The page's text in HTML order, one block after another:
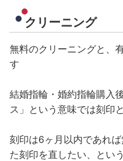
クリーニング
無料のクリーニングと、
す
結婚指輪・婚約指輪購入
ス」という意味では刻印
刻印は6ヶ月以内であれ
た刻印を直したい、とい